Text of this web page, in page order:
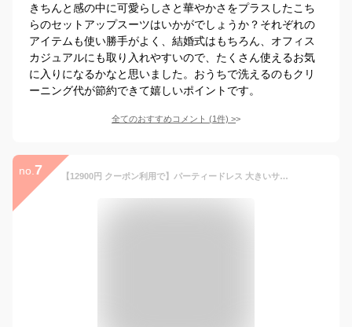
きちんと感の中に可愛らしさと華やかさをプラスしたこち
らのセットアップスーツはいかがでしょうか？それぞれの
アイテムも使い勝手がよく、結婚式はもちろん、オフィス
カジュアルにも取り入れやすいので、たくさん使えるお気
に入りになるかなと思いました。おうちで洗えるのもクリ
ーニング代が節約できて嬉しいポイントです。
全てのおすすめコメント (1件) >
no. 7 【12900円 クーポン利用で】パーティードレス 大きいサイズ ロング パンツ パンツスタイル パンツドレス セットアップ ブラウス 結婚式 ドレス 洗える フォーマルドレス ロングドレス 袖あり レディース 体型カバー ウォッシャブル 成人式 謝恩会